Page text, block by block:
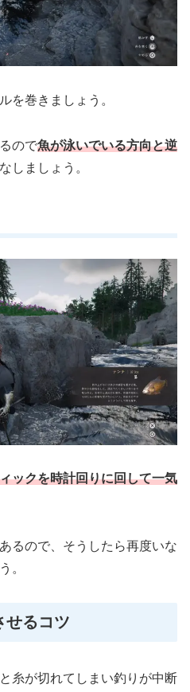
を巻きましょう。
ので魚が泳いでいる方向と逆
しましょう。
ックを時計回りに回して一気
るので、そうしたら再度いな
。
せるコツ
糸が切れてしまい釣りが中断